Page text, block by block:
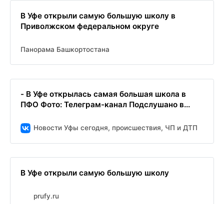
В Уфе открыли самую большую школу в
Приволжском федеральном округе
Панорама Башкортостана
- В Уфе открылась самая большая школа в
ПФО Фото: Телеграм-канал Подслушано в...
Новости Уфы сегодня, происшествия, ЧП и ДТП
В Уфе открыли самую большую школу
prufy.ru